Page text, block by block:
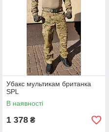
Убакс мультикам британка
SPL
В наявності
1 378 ₴